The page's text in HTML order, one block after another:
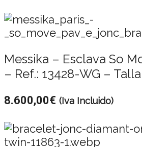
Messika – Esclava So
– Ref.: 13428-WG –
8.600,00€ (Iva Incluido)